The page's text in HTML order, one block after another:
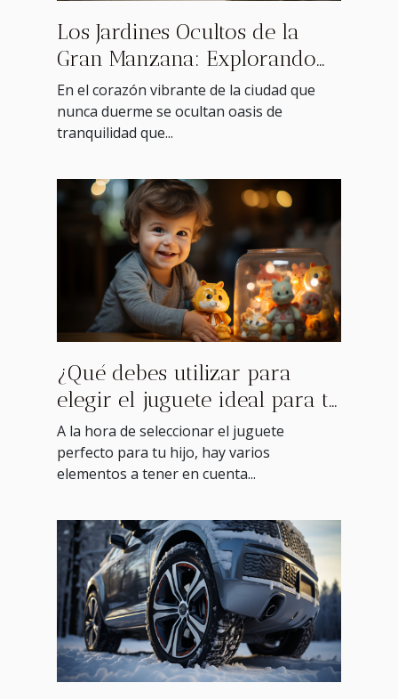
Los Jardines Ocultos de la
Gran Manzana: Explorando
espacios verdes
desconocidos
En el corazón vibrante de la ciudad que
nunca duerme se ocultan oasis de
tranquilidad que...
¿Qué debes utilizar para
elegir el juguete ideal para tu
hijo ?
A la hora de seleccionar el juguete
perfecto para tu hijo, hay varios
elementos a tener en cuenta...